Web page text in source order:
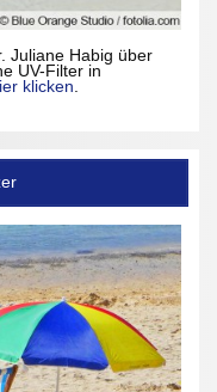
Juliane Habig über
UV-Filter in
klicken.